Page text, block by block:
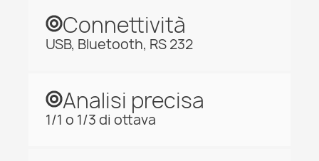
Connettività
USB, Bluetooth, RS 232
Analisi precisa
1/1 o 1/3 di ottava